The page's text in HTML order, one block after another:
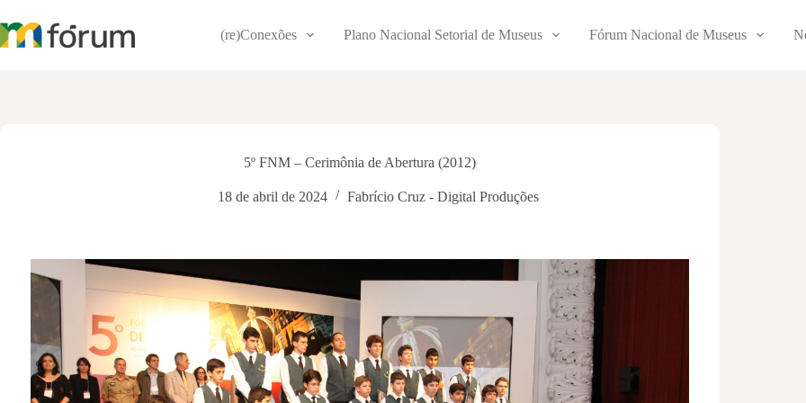
para
o
(re)Conexões Plano Nacional Setorial de Museus Fórum Nacional de Museus
5º FNM – Cerimônia de Abertura (2012)
18 de abril de 2024 Fabrício Cruz - Digital Produções